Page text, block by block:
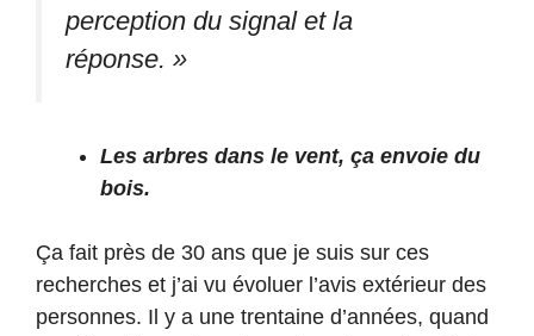
perception du signal et la
réponse. »
Les arbres dans le vent, ça envoie du
bois.
Ça fait près de 30 ans que je suis sur ces
recherches et j’ai vu évoluer l’avis extérieur des
personnes. Il y a une trentaine d’années, quand